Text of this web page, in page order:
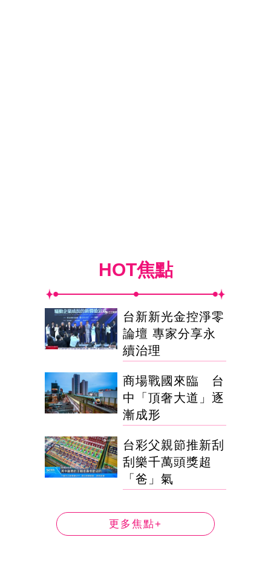
HOT焦點
台新新光金控淨零
論壇 專家分享永
續治理
商場戰國來臨 台
中「頂奢大道」逐
漸成形
台彩父親節推新刮
刮樂千萬頭獎超
「爸」氣
更多焦點+